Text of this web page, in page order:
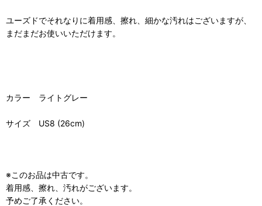
ユーズドでそれなりに着用感、擦れ、細かな汚れはございますが、
まだまだお使いいただけます。
カラー ライトグレー
サイズ US8 (26cm)
※このお品は中古です。
着用感、擦れ、汚れがございます。
予めご了承ください。